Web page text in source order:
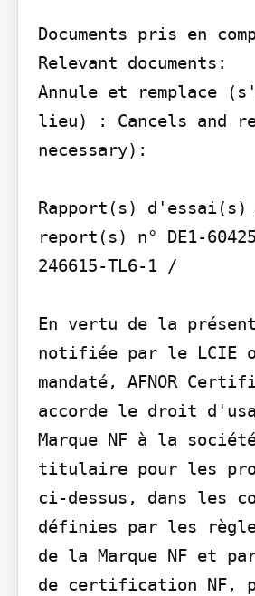
Documents pris en
Relevant documents:
Annule et remplace
lieu) : Cancels and
necessary):
Rapport(s)
report(s) n° DE1-
246615-TL6-1 /
En vertu de la
notifiée par le LCIE
mandaté, AFNOR
accorde le droit
Marque NF à la
titulaire pour les
ci-dessus, dans les
définies par les
de la Marque NF et
de certification NF,